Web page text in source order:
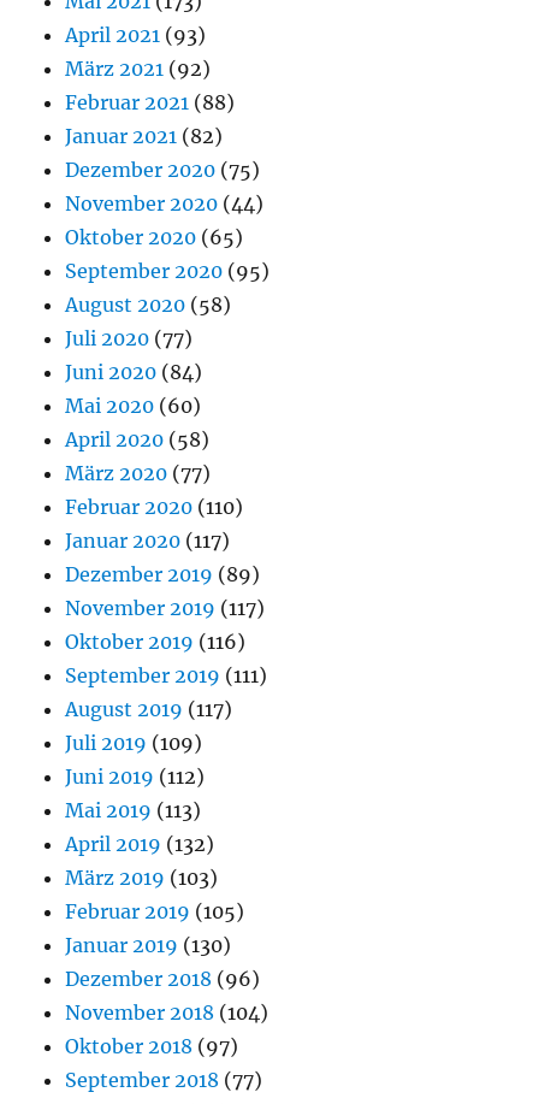
April 2021 (93)
März 2021 (92)
Februar 2021 (88)
Januar 2021 (82)
Dezember 2020 (75)
November 2020 (44)
Oktober 2020 (65)
September 2020 (95)
August 2020 (58)
Juli 2020 (77)
Juni 2020 (84)
Mai 2020 (60)
April 2020 (58)
März 2020 (77)
Februar 2020 (110)
Januar 2020 (117)
Dezember 2019 (89)
November 2019 (117)
Oktober 2019 (116)
September 2019 (111)
August 2019 (117)
Juli 2019 (109)
Juni 2019 (112)
Mai 2019 (113)
April 2019 (132)
März 2019 (103)
Februar 2019 (105)
Januar 2019 (130)
Dezember 2018 (96)
November 2018 (104)
Oktober 2018 (97)
September 2018 (77)